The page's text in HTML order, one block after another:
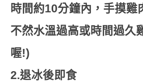
時間約10分鐘內，手摸雞
不然水溫過高或時間過久
喔!)
2.退冰後即食